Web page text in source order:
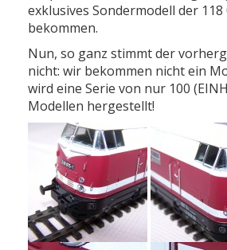
exklusives Sondermodell der 118
bekommen.
Nun, so ganz stimmt der
nicht: wir bekommen nicht ein
wird eine Serie von nur 100
Modellen hergestellt!